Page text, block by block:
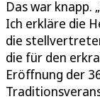
Das war knapp.
Ich erkläre die
die
die für den
Eröffnung der